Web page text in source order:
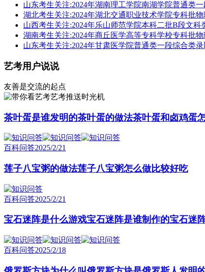
山东考生关注:2024年湖南理工学院南湖学院普通类
湖北考生关注:2024年湖北交通职业技术学院专科批
山西考生关注:2024年乐山师范学院本科二批B段文科
湖南考生关注:2024年商丘医学高等专科学校专科批
山东考生关注:2024年甘肃医学院普通类一段综合类
艺考用户说说
友善是交流的起点
艺考推送时光机
茶叶蛋是谁发明的茶叶蛋的做法茶叶蛋和卤鸡蛋
百科问答2025/2/21
莲子八宝粥的做法莲子八宝粥怎么做比较好吃
百科问答2025/2/21
宝石迷阵是什么游戏宝石迷阵是谁制作的宝石迷
百科问答2025/2/18